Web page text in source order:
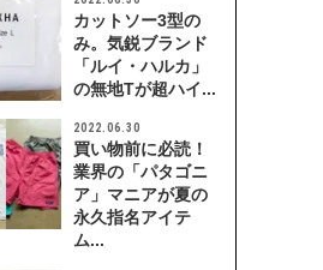
カットソー3型の
み。気鋭ブランド
「ルイ・ハルカ」
の無地Tが超ハイ...
2022.06.30
買い物前に必読！
業界の「パタゴニ
ア」マニアが夏の
永久指名アイテ
ム...